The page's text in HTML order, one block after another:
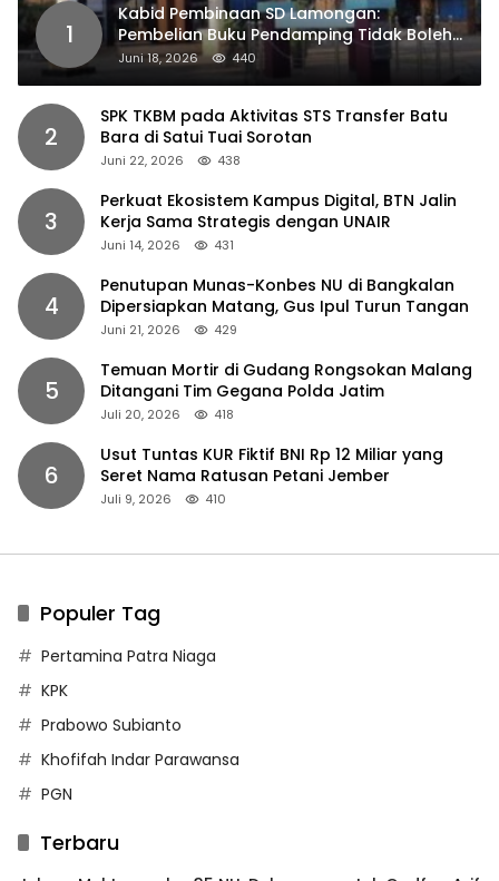
1
Kabid Pembinaan SD Lamongan:
Pembelian Buku Pendamping Tidak Boleh
Dipaksakan
Juni 18, 2026 440
2
SPK TKBM pada Aktivitas STS Transfer Batu
Bara di Satui Tuai Sorotan
Juni 22, 2026 438
3
Perkuat Ekosistem Kampus Digital, BTN Jalin
Kerja Sama Strategis dengan UNAIR
Juni 14, 2026 431
4
Penutupan Munas-Konbes NU di Bangkalan
Dipersiapkan Matang, Gus Ipul Turun Tangan
Juni 21, 2026 429
5
Temuan Mortir di Gudang Rongsokan Malang
Ditangani Tim Gegana Polda Jatim
Juli 20, 2026 418
6
Usut Tuntas KUR Fiktif BNI Rp 12 Miliar yang
Seret Nama Ratusan Petani Jember
Juli 9, 2026 410
Populer Tag
Pertamina Patra Niaga
KPK
Prabowo Subianto
Khofifah Indar Parawansa
PGN
Terbaru